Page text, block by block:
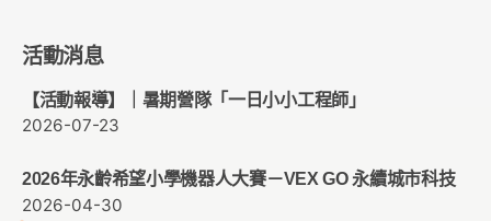
活動消息
【活動報導】｜暑期營隊「一日小小工程師」
2026-07-23
2026年永齡希望小學機器人大賽－VEX GO 永續城市科技
2026-04-30